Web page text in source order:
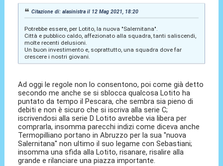
Citazione di: alasinistra il 12 Mag 2021, 18:20
Potrebbe essere, per Lotito, la nuova "Salernitana".
Città e pubblico caldo, affezionato alla squadra, tanti saliscendi,
molte recenti delusioni.
Un buon investimento e, soprattutto, una squadra dove far
crescere i nostri giovani.
Ad oggi le regole non lo consentono, poi come già detto
secondo me anche se si sblocca qualcosa Lotito ha
puntato da tempo il Pescara, che sembra sia pieno di
debiti e non è sicuro che si iscriva alla serie C;
iscrivendosi alla serie D Lotito avrebbe via libera per
comprarla, insomma parecchi indizi come diceva anche
Termopilliano portano in Abruzzo per la sua ''nuova
Salernitana'' non ultimo il suo legame con Sebastiani;
insomma una sfida alla Lotito, risanare, risalire alla
grande e rilanciare una piazza importante.